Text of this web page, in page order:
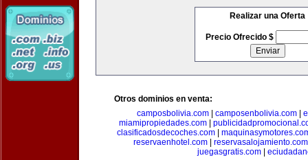
Realizar una Oferta
Precio Ofrecido $
Otros dominios en venta:
camposbolivia.com| camposenbolivia.com|
miamipropiedades.com
clasificadosdecoches.com
reservaenhotel.com| reservasalojamiento.com
juegasgratis.com|